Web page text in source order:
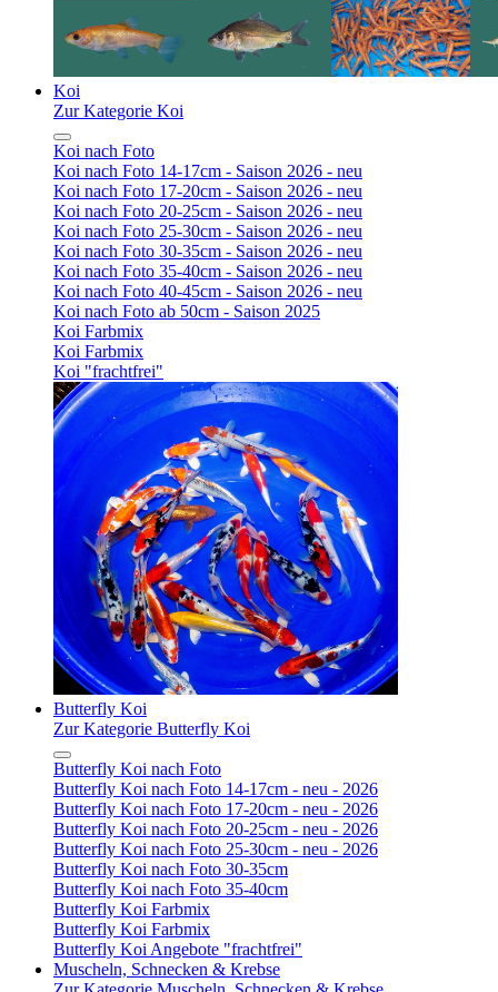
Koi
Zur Kategorie Koi
Koi nach Foto
Koi nach Foto 14-17cm - Saison 2026 - neu
Koi nach Foto 17-20cm - Saison 2026 - neu
Koi nach Foto 20-25cm - Saison 2026 - neu
Koi nach Foto 25-30cm - Saison 2026 - neu
Koi nach Foto 30-35cm - Saison 2026 - neu
Koi nach Foto 35-40cm - Saison 2026 - neu
Koi nach Foto 40-45cm - Saison 2026 - neu
Koi nach Foto ab 50cm - Saison 2025
Koi Farbmix
Koi Farbmix
Koi "frachtfrei"
Butterfly Koi
Zur Kategorie Butterfly Koi
Butterfly Koi nach Foto
Butterfly Koi nach Foto 14-17cm - neu - 2026
Butterfly Koi nach Foto 17-20cm - neu - 2026
Butterfly Koi nach Foto 20-25cm - neu - 2026
Butterfly Koi nach Foto 25-30cm - neu - 2026
Butterfly Koi nach Foto 30-35cm
Butterfly Koi nach Foto 35-40cm
Butterfly Koi Farbmix
Butterfly Koi Farbmix
Butterfly Koi Angebote "frachtfrei"
Muscheln, Schnecken & Krebse